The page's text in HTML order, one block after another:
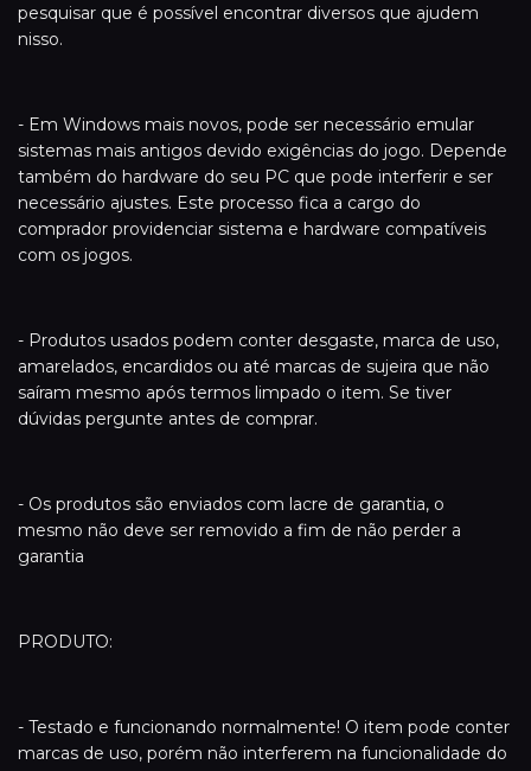
pesquisar que é possível encontrar diversos que ajudem
nisso.
- Em Windows mais novos, pode ser necessário emular
sistemas mais antigos devido exigências do jogo. Depende
também do hardware do seu PC que pode interferir e ser
necessário ajustes. Este processo fica a cargo do
comprador providenciar sistema e hardware compatíveis
com os jogos.
- Produtos usados podem conter desgaste, marca de uso,
amarelados, encardidos ou até marcas de sujeira que não
saíram mesmo após termos limpado o item. Se tiver
dúvidas pergunte antes de comprar.
- Os produtos são enviados com lacre de garantia, o
mesmo não deve ser removido a fim de não perder a
garantia
PRODUTO:
- Testado e funcionando normalmente! O item pode conter
marcas de uso, porém não interferem na funcionalidade do